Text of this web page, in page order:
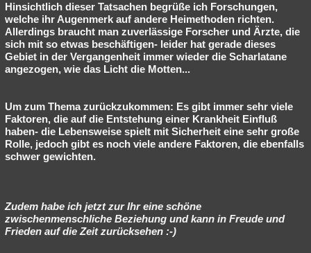
Hinsichtlich dieser Tatsachen begrüße ich Forschungen,
welche ihr Augenmerk auf andere Heimethoden richten.
Allerdings braucht man zuverlässige Forscher und Ärzte, die
sich mit so etwas beschäftigen- leider hat gerade dieses
Gebiet in der Vergangenheit immer wieder die Scharlatane
angezogen, wie das Licht die Motten...
Um zum Thema zurückzukommen: Es gibt immer sehr viele
Faktoren, die auf die Entstehung einer Krankheit Einfluß
haben- die Lebensweise spielt mit Sicherheit eine sehr große
Rolle, jedoch gibt es noch viele andere Faktoren, die ebenfalls
schwer gewichten.
Zudem habe ich jetzt zur Ihr eine schöne
zwischenmenschliche Beziehung und kann in Freude und
Frieden auf die Zeit zurücksehen :-)